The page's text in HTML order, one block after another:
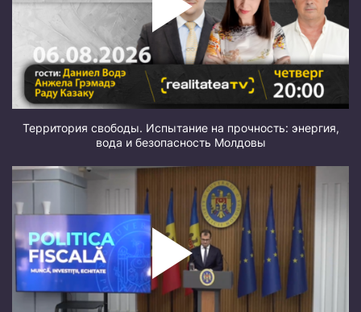
Территория свободы. Испытание на прочность: энергия,
вода и безопасность Молдовы